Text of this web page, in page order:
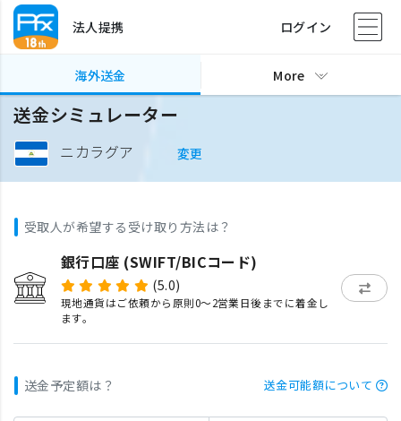
法人提携 ログイン
海外送金 More
送金シミュレーター
ニカラグア 変更
受取人が希望する受け取り方法は？
銀行口座 (SWIFT/BICコード)
(5.0)
現地通貨はご依頼から原則0〜2営業日後までに着金し
ます。
送金予定額は？ 送金可能額について